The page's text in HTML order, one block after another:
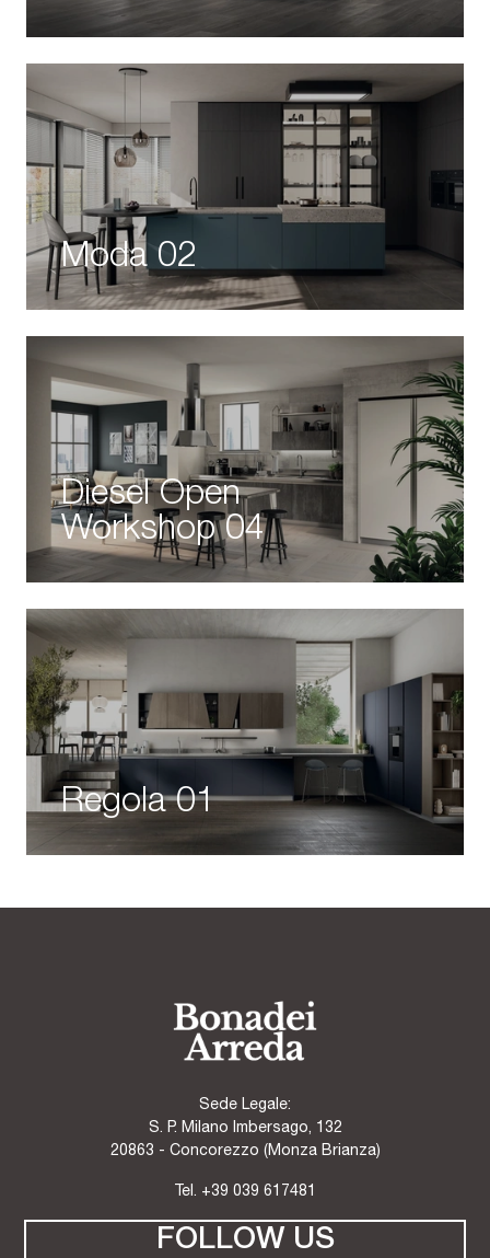
Moda 02
Diesel Open
Workshop 04
Regola 01
Sede Legale:
S. P. Milano Imbersago, 132
20863 - Concorezzo (Monza Brianza)
Tel. +39 039 617481
FOLLOW US